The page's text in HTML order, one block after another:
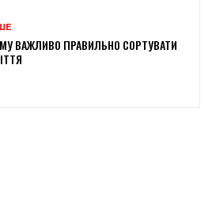
ВАЖЛИВО ПРАВИЛЬНО СОРТУВАТИ